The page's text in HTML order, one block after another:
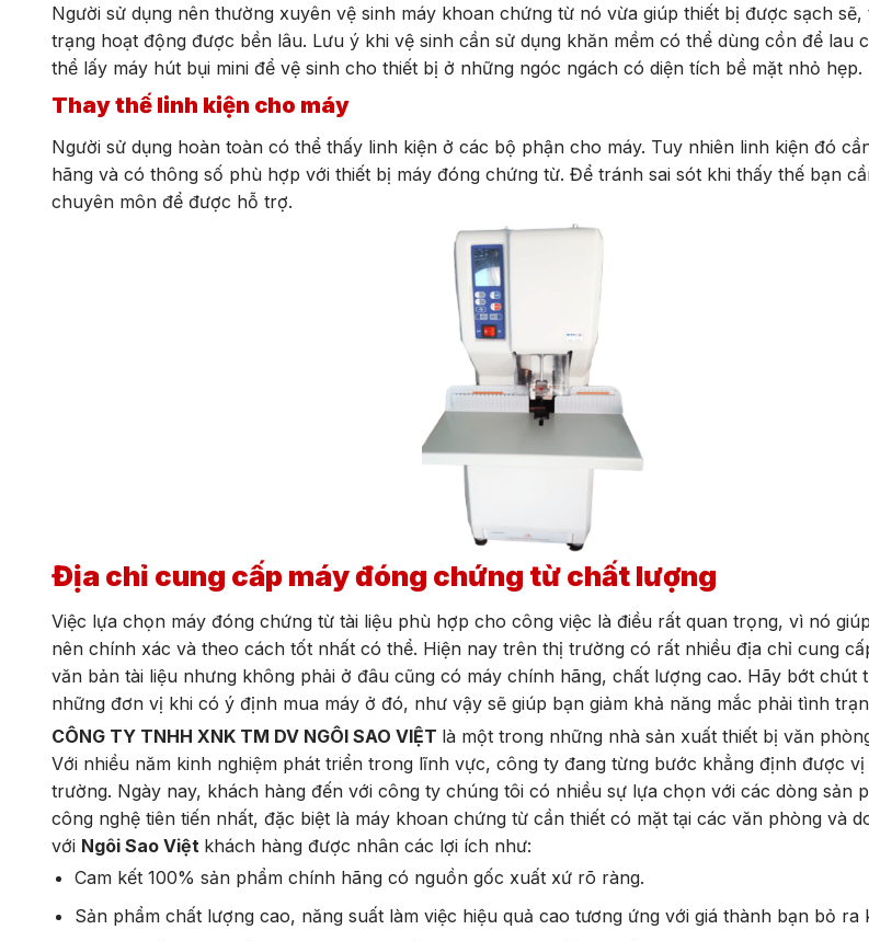
Người sử dụng nên thường xuyên vệ sinh máy khoan chứng từ nó vừa giúp thiết bị được sạch
trạng hoạt động được bền lâu. Lưu ý khi vệ sinh cần sử dụng khăn mềm có thể dùng cồn để lau
thể lấy máy hút bụi mini để vệ sinh cho thiết bị ở những ngóc ngách có diện tích bề mặt nhỏ hẹp.
Thay thế linh kiện cho máy
Người sử dụng hoàn toàn có thể thấy linh kiện ở các bộ phận cho máy. Tuy nhiên linh kiện đó
hãng và có thông số phù hợp với thiết bị máy đóng chứng từ. Để tránh sai sót khi thấy thế bạn
chuyên môn để được hỗ trợ.
Địa chỉ cung cấp máy đóng chứng từ chất lượng
Việc lựa chọn máy đóng chứng từ tài liệu phù hợp cho công việc là điều rất quan trọng, vì nó
nên chính xác và theo cách tốt nhất có thể. Hiện nay trên thị trường có rất nhiều địa chỉ cung
văn bản tài liệu nhưng không phải ở đâu cũng có máy chính hãng, chất lượng cao. Hãy bớt chút
những đơn vị khi có ý định mua máy ở đó, như vậy sẽ giúp bạn giảm khả năng mắc phải tình
CÔNG TY TNHH XNK TM DV NGÔI SAO VIỆT là một trong những nhà sản xuất thiết bị văn
Với nhiều năm kinh nghiệm phát triển trong lĩnh vực, công ty đang từng bước khẳng định được
trường. Ngày nay, khách hàng đến với công ty chúng tôi có nhiều sự lựa chọn với các dòng sản
công nghệ tiên tiến nhất, đặc biệt là máy khoan chứng từ cần thiết có mặt tại các văn phòng và
với Ngôi Sao Việt khách hàng được nhân các lợi ích như:
Cam kết 100% sản phẩm chính hãng có nguồn gốc xuất xứ rõ ràng.
Sản phẩm chất lượng cao, năng suất làm việc hiệu quả cao tương ứng với giá thành bạn bỏ ra